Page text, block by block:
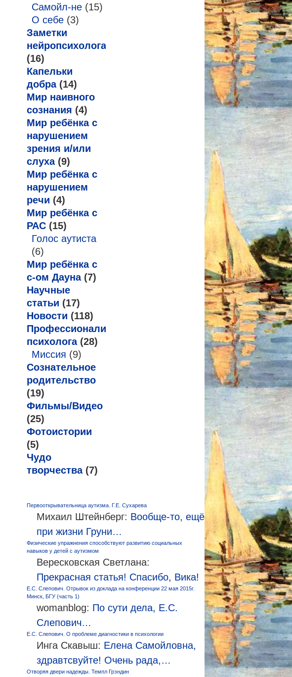
Самойл-не (15)
О себе (3)
Заметки
нейропсихолога
(16)
Капельки
добра(14)
Мир наивного
сознания (4)
Мир ребёнка с
нарушением
зрения и/или
слуха(9)
Мир ребёнка с
нарушением
речи (4)
Мир ребёнка с
РАС (15)
Голос аутиста
(6)
Мир ребёнка с
с-ом Дауна(7)
Научные
статьи (17)
Новости (118)
Профессионализм
психолога(28)
Миссия (9)
Сознательное
родительство
(19)
Фильмы/Видео
(25)
Фотоистории
(5)
Чудо
творчества(7)
Первооткрывательница аутизма. Г.Е. Сухарева
Михаил Штейнберг: Вообще-то, ещё
при жизни Груни…
Физические упражнения способствуют развитию социальных
навыков у детей с аутизмом
Вересковская Светлана:
Прекрасная статья! Спасибо, Вика!
Е.С. Слепович. Отрывок из доклада на конференции 22 мая 2015г.
Минск, БГУ (часть 1)
womanblog: По сути дела, Е.С.
Слепович…
Е.С. Слепович. О проблеме диагностики в психологии
Инга Скавыш: Елена Самойловна,
здравтсвуйте! Очень рада,…
Отворяя двери надежды. Темпл Грэндин